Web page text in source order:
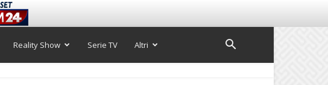
Reality Show Serie TV Altri